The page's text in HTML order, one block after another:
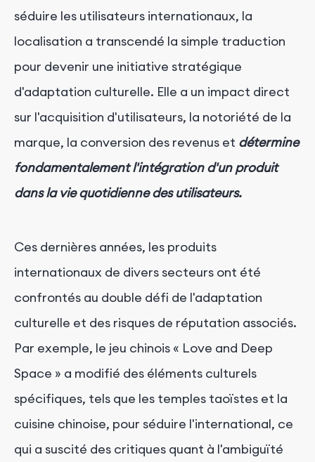
séduire les utilisateurs internationaux, la
localisation a transcendé la simple traduction
pour devenir une initiative stratégique
d'adaptation culturelle. Elle a un impact direct
sur l'acquisition d'utilisateurs, la notoriété de la
marque, la conversion des revenus et détermine
fondamentalement l'intégration d'un produit
dans la vie quotidienne des utilisateurs.
Ces dernières années, les produits
internationaux de divers secteurs ont été
confrontés au double défi de l'adaptation
culturelle et des risques de réputation associés.
Par exemple, le jeu chinois « Love and Deep
Space » a modifié des éléments culturels
spécifiques, tels que les temples taoïstes et la
cuisine chinoise, pour séduire l'international, ce
qui a suscité des critiques quant à l'ambiguïté